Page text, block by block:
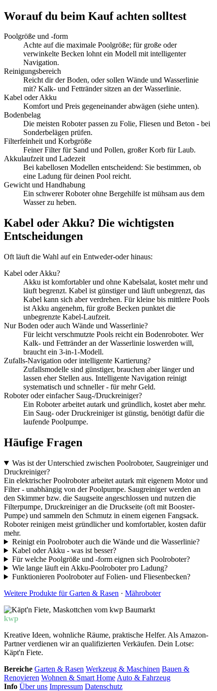
Worauf du beim Kauf achten solltest
Poolgröße und -form
Achte auf die maximale Poolgröße; für große oder
verwinkelte Becken lohnt ein Modell mit intelligenter
Navigation.
Reinigungsbereich
Reicht dir der Boden, oder sollen Wände und Wasserlinie
mit? Kalk- und Fettränder sitzen an der Wasserlinie.
Kabel oder Akku
Komfort und Preis gegeneinander abwägen (siehe unten).
Bodenbelag
Die meisten Roboter passen zu Folie, Fliesen und Beton - bei
Sonderbelägen prüfen.
Filterfeinheit und Korbgröße
Feiner Filter für Sand und Pollen, großer Korb für Laub.
Akkulaufzeit und Ladezeit
Bei kabellosen Modellen entscheidend: Sie bestimmen, ob
eine Ladung für deinen Pool reicht.
Gewicht und Handhabung
Ein schwerer Roboter ohne Bergehilfe ist mühsam aus dem
Wasser zu heben.
Kabel oder Akku? Die wichtigsten
Entscheidungen
Oft läuft die Wahl auf ein Entweder-oder hinaus:
Kabel oder Akku?
Akku ist komfortabler und ohne Kabelsalat, kostet mehr und
läuft begrenzt. Kabel ist günstiger und läuft unbegrenzt, das
Kabel kann sich aber verdrehen. Für kleine bis mittlere Pools
ist Akku angenehm, für große Becken punktet die
unbegrenzte Kabel-Laufzeit.
Nur Boden oder auch Wände und Wasserlinie?
Für leicht verschmutzte Pools reicht ein Bodenroboter. Wer
Kalk- und Fettränder an der Wasserlinie loswerden will,
braucht ein 3-in-1-Modell.
Zufalls-Navigation oder intelligente Kartierung?
Zufallsmodelle sind günstiger, brauchen aber länger und
lassen eher Stellen aus. Intelligente Navigation reinigt
systematisch und schneller - für mehr Geld.
Roboter oder einfacher Saug-/Druckreiniger?
Ein Roboter arbeitet autark und gründlich, kostet aber mehr.
Ein Saug- oder Druckreiniger ist günstig, benötigt dafür die
laufende Poolpumpe.
Häufige Fragen
Was ist der Unterschied zwischen Poolroboter, Saugreiniger und
Druckreiniger?
Ein elektrischer Poolroboter arbeitet autark mit eigenem Motor und
Filter - unabhängig von der Poolpumpe. Saugreiniger werden an
den Skimmer bzw. die Saugseite angeschlossen und nutzen die
Filterpumpe, Druckreiniger an die Druckseite (oft mit Booster-
Pumpe) und sammeln den Schmutz in einem eigenen Fangsack.
Roboter reinigen meist gründlicher und komfortabler, kosten dafür
mehr.
Reinigt ein Poolroboter auch die Wände und die Wasserlinie?
Kabel oder Akku - was ist besser?
Für welche Poolgröße und -form eignen sich Poolroboter?
Wie lange läuft ein Akku-Poolroboter pro Ladung?
Funktionieren Poolroboter auf Folien- und Fliesenbecken?
Weitere Produkte für Garten & Rasen · Mähroboter
kwp
Kreative Ideen, wohnliche Räume, praktische Helfer. Als Amazon-
Partner verdienen wir an qualifizierten Verkäufen. Dein Lotse:
Käpt'n Fiete.
Bereiche Garten & Rasen Werkzeug & Maschinen Bauen &
Renovieren Wohnen & Smart Home Auto & Fahrzeug
Info Über uns Impressum Datenschutz